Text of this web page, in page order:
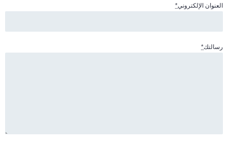
العنوان الإلكتروني*
رسالتك*